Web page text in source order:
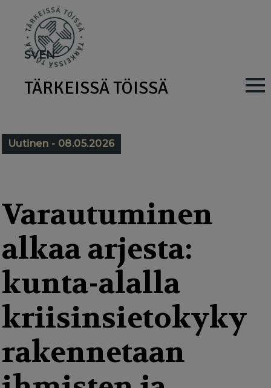
main
content
SVEN
TÄRKEISSÄ TÖISSÄ
a
v
t
Uutinen - 08.05.2026
Varautuminen
alkaa arjesta:
kunta-alalla
kriisinsietokyky
rakennetaan